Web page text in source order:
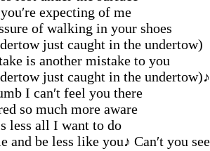
expecting of me
of walking in your shoes
just caught in the undertow)
is another mistake to you
just caught in the undertow)♪
I can′t feel you there
so much more aware
less all I want to do
and be less like you♪ Can′t you